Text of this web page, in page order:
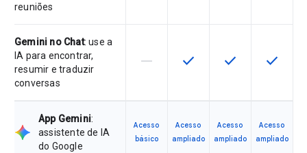
reuniões
Gemini no Chat: use a
IA para encontrar,
resumir e traduzir
conversas
Este recurso não é compatível
horizontal_rule Este recurso está
check Este recurso
check Este
check
App Gemini:
assistente de IA
do Google
Acesso
básico
Acesso
ampliado
Acesso
ampliado
Acesso
ampliado